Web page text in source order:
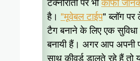
है। "मूवेबल टाईप" ब्लॉग पर
टैग बनाने के लिए एक सुविधा
बनायी हैं। अगर आप अपनी
साथ कीवर्ड डालते रहे हैं तो